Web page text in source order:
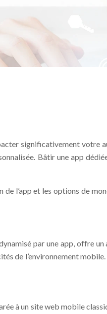
significativement votre
Bâtir une app
l’app et les options de
par une app, offre
de l’environnement
à un site web mobile